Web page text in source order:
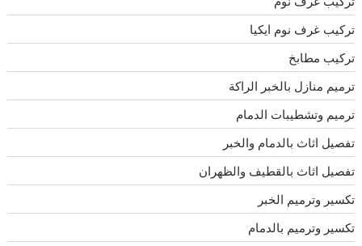
تركيب غرف نوم ايكيا
تركيب مطابخ
ترميم منازل بالخبر الراكة
ترميم وتشطيبات الدمام
تفصيل اثاث بالدمام والخبر
تفصيل اثاث بالقطيف والظهران
تكسير وترميم الخبر
تكسير وترميم بالدمام